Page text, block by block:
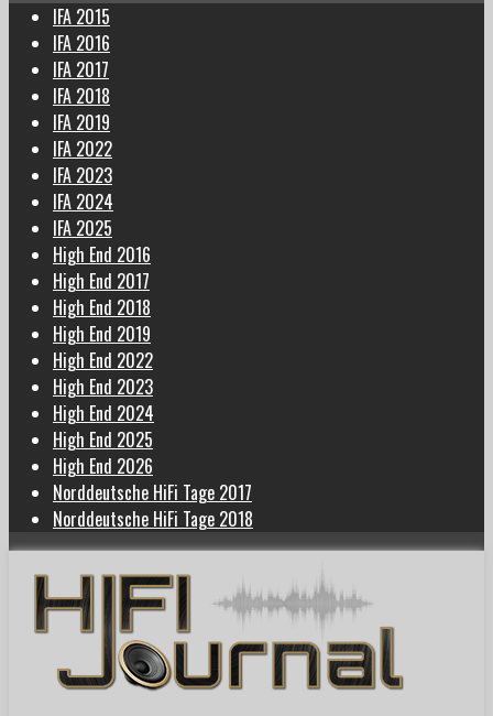
IFA 2015
IFA 2016
IFA 2017
IFA 2018
IFA 2019
IFA 2022
IFA 2023
IFA 2024
IFA 2025
High End 2016
High End 2017
High End 2018
High End 2019
High End 2022
High End 2023
High End 2024
High End 2025
High End 2026
Norddeutsche HiFi Tage 2017
Norddeutsche HiFi Tage 2018